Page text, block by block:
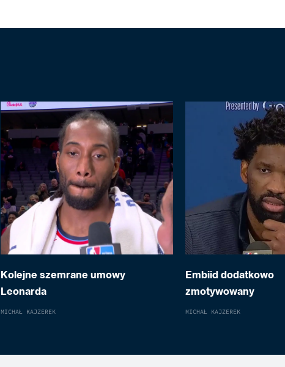
Kolejne szemrane umowy
Leonarda
MICHAŁ KAJZEREK
Embiid dodatkowo
zmotywowany
MICHAŁ KAJZEREK